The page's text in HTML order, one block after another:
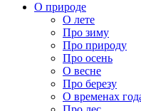
О природе
О лете
Про зиму
Про природу
Про осень
О весне
Про березу
О временах